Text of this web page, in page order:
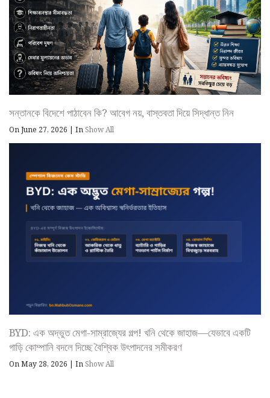
সন্তানকে বিদেশে পাঠাবেন কি? আবেগ নয়, বাস্তবতা দিয়ে সিদ্ধান্ত নিন
On June 27, 2026 | InShow All
BYD: এক অদ্ভুত মেগা-সাম্রাজ্যের গল্প! খনি থেকে জাহাজ—যেভাবে একটি
গাড়ি কোম্পানি বদলে দিচ্ছে বৈশ্বিক উৎপাদনের সমীকরণ
On May 28, 2026 | InShow All